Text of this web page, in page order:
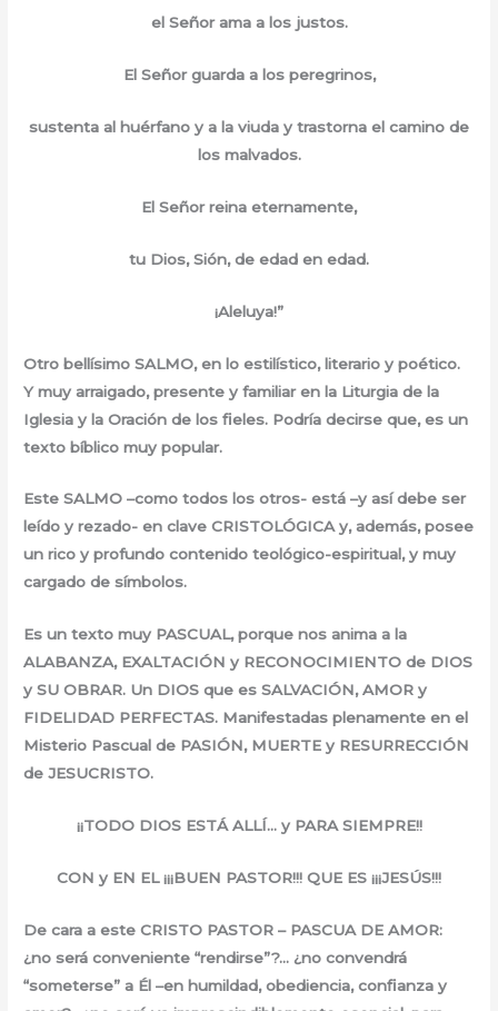
el Señor ama a los justos.
El Señor guarda a los peregrinos,
sustenta al huérfano y a la viuda y trastorna el camino de
los malvados.
El Señor reina eternamente,
tu Dios, Sión, de edad en edad.
¡Aleluya!”
Otro bellísimo SALMO, en lo estilístico, literario y poético.
Y muy arraigado, presente y familiar en la Liturgia de la
Iglesia y la Oración de los fieles. Podría decirse que, es un
texto bíblico muy popular.
Este SALMO –como todos los otros- está –y así debe ser
leído y rezado- en clave CRISTOLÓGICA y, además, posee
un rico y profundo contenido teológico-espiritual, y muy
cargado de símbolos.
Es un texto muy PASCUAL, porque nos anima a la
ALABANZA, EXALTACIÓN y RECONOCIMIENTO de DIOS
y SU OBRAR. Un DIOS que es SALVACIÓN, AMOR y
FIDELIDAD PERFECTAS. Manifestadas plenamente en el
Misterio Pascual de PASIÓN, MUERTE y RESURRECCIÓN
de JESUCRISTO.
¡¡TODO DIOS ESTÁ ALLÍ… y PARA SIEMPRE!!
CON y EN EL ¡¡¡BUEN PASTOR!!! QUE ES ¡¡¡JESÚS!!!
De cara a este CRISTO PASTOR – PASCUA DE AMOR:
¿no será conveniente “rendirse”?… ¿no convendrá
“someterse” a Él –en humildad, obediencia, confianza y